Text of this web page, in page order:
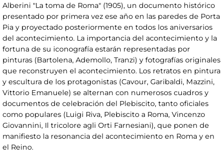
Alberini "La toma de Roma" (1905), un documento histórico
presentado por primera vez ese año en las paredes de Porta
Pia y proyectado posteriormente en todos los aniversarios
del acontecimiento. La importancia del acontecimiento y la
fortuna de su iconografía estarán representadas por
pinturas (Bartolena, Ademollo, Tranzi) y fotografías originales
que reconstruyen el acontecimiento. Los retratos en pintura
y escultura de los protagonistas (Cavour, Garibaldi, Mazzini,
Vittorio Emanuele) se alternan con numerosos cuadros y
documentos de celebración del Plebiscito, tanto oficiales
como populares (Luigi Riva, Plebiscito a Roma, Vincenzo
Giovannini, Il tricolore agli Orti Farnesiani), que ponen de
manifiesto la resonancia del acontecimiento en Roma y en
el Reino.